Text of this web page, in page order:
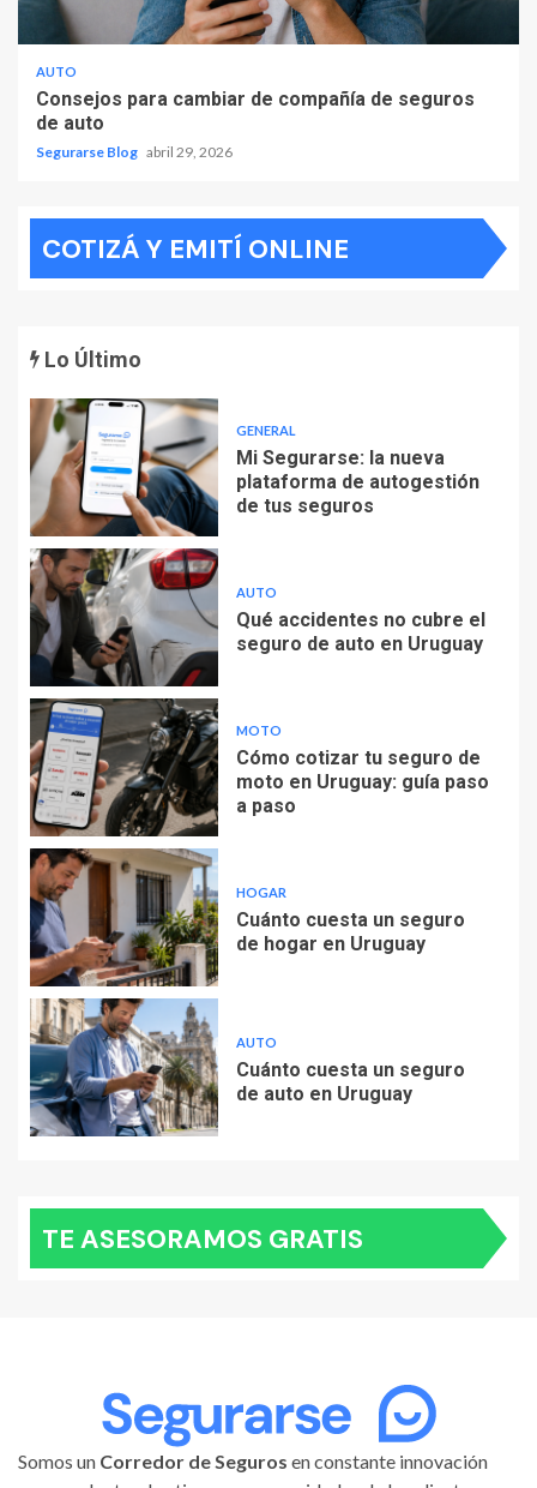
AUTO
Consejos para cambiar de compañía de seguros
de auto
Segurarse Blog abril 29, 2026
COTIZÁ Y EMITÍ ONLINE
Lo Último
GENERAL
Mi Segurarse: la nueva
plataforma de autogestión
de tus seguros
AUTO
Qué accidentes no cubre el
seguro de auto en Uruguay
MOTO
Cómo cotizar tu seguro de
moto en Uruguay: guía paso
a paso
HOGAR
Cuánto cuesta un seguro
de hogar en Uruguay
AUTO
Cuánto cuesta un seguro
de auto en Uruguay
TE ASESORAMOS GRATIS
Somos un Corredor de Seguros en constante innovación